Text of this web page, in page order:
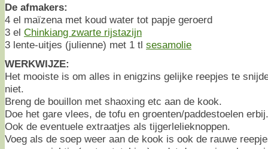
De afmakers:
4 el maïzena met koud water tot papje geroerd
3 el Chinkiang zwarte rijstazijn
3 lente-uitjes (julienne) met 1 tl sesamolie
WERKWIJZE:
Het mooiste is om alles in enigzins gelijke reepjes te
niet.
Breng de bouillon met shaoxing etc aan de kook.
Doe het gare vlees, de tofu en groenten/paddestoelen erbij.
Ook de eventuele extraatjes als tijgerlelieknoppen.
Voeg als de soep weer aan de kook is ook de rauwe